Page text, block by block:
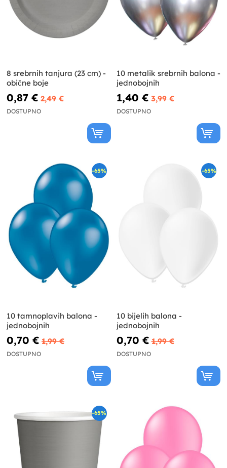
8 srebrnih tanjura (23 cm) -
obične boje
0,87 € 2,49 €
DOSTUPNO
10 metalik srebrnih balona -
jednobojnih
1,40 € 3,99 €
DOSTUPNO
-65%
10 tamnoplavih balona -
jednobojnih
0,70 € 1,99 €
DOSTUPNO
-65%
10 bijelih balona -
jednobojnih
0,70 € 1,99 €
DOSTUPNO
-65%